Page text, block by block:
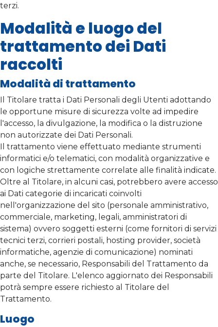
terzi.
Modalità e luogo del
trattamento dei Dati
raccolti
Modalità di trattamento
Il Titolare tratta i Dati Personali degli Utenti adottando
le opportune misure di sicurezza volte ad impedire
l'accesso, la divulgazione, la modifica o la distruzione
non autorizzate dei Dati Personali.
Il trattamento viene effettuato mediante strumenti
informatici e/o telematici, con modalità organizzative e
con logiche strettamente correlate alle finalità indicate.
Oltre al Titolare, in alcuni casi, potrebbero avere accesso
ai Dati categorie di incaricati coinvolti
nell'organizzazione del sito (personale amministrativo,
commerciale, marketing, legali, amministratori di
sistema) ovvero soggetti esterni (come fornitori di servizi
tecnici terzi, corrieri postali, hosting provider, società
informatiche, agenzie di comunicazione) nominati
anche, se necessario, Responsabili del Trattamento da
parte del Titolare. L'elenco aggiornato dei Responsabili
potrà sempre essere richiesto al Titolare del
Trattamento.
Luogo